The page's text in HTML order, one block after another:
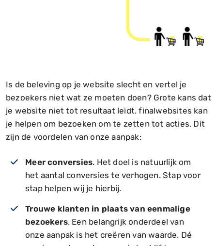
Is de beleving op je website slecht en vertel je
bezoekers niet wat ze moeten doen? Grote kans dat
je website niet tot resultaat leidt. finalwebsites kan
je helpen om bezoeken om te zetten tot acties. Dit
zijn de voordelen van onze aanpak:
Meer conversies. Het doel is natuurlijk om
het aantal conversies te verhogen. Stap voor
stap helpen wij je hierbij.
Trouwe klanten in plaats van eenmalige
bezoekers. Een belangrijk onderdeel van
onze aanpak is het creëren van waarde. Dé